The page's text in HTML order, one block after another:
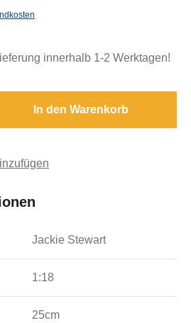
innerhalb 1-2 Werktagen!
Gib den gewünschten
In den Warenkorb
Jackie Stewart
1:18
25cm